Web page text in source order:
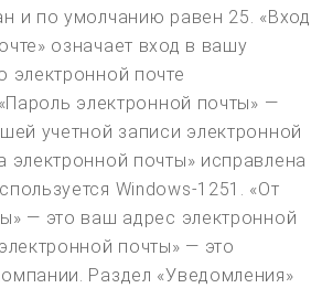
и по умолчанию равен 25. «Вход
означает вход в вашу
электронной почте
электронной почты» —
учетной записи электронной
электронной почты» исправлена
Windows-1251. «От
— это ваш адрес электронной
почты» — это
Раздел «Уведомления»